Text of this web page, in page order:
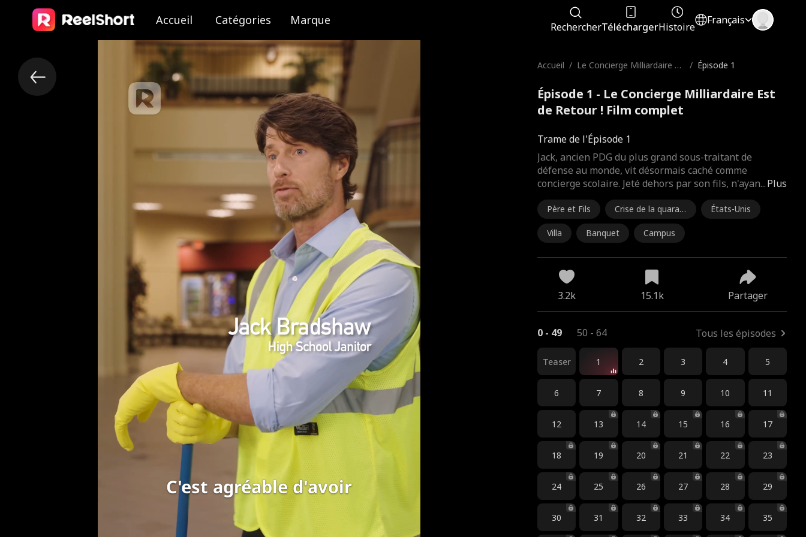
Accueil Catégories Marque RechercherTéléchargerHistoire
Français
un peu de calme, enfin.
Accueil / Le Concierge Milliardaire Es
/ Épisode 1
Épisode 1 - Le Concierge Milliardaire Est
de Retour ! Film complet
Trame de l'Épisode 1
Plus
Jack, ancien PDG du plus grand sous-traitant de
défense au monde, vit désormais caché comme
concierge scolaire. Jeté dehors par son fils, n'ayan...
Père et Fils
Crise de la quaran
taine
États-Unis
Villa Banquet Campus
3.2k 15.1k Partager
0 - 49 50 - 64 Tous les épisodes
Teaser 1 2 3 4 5
6 7 8 9 10 11
12 13 14 15 16 17
18 19 20 21 22 23
24 25 26 27 28 29
30 31 32 33 34 35